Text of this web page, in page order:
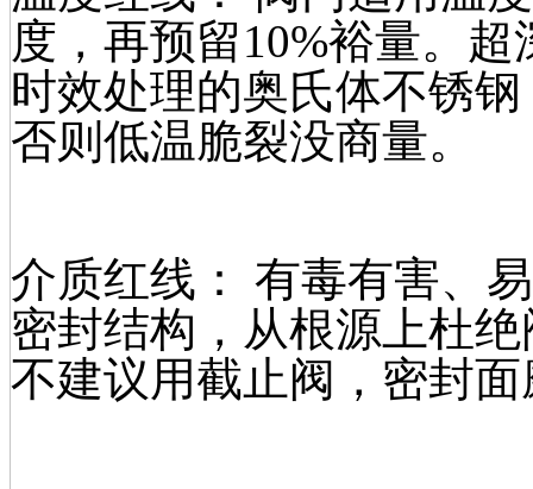
度，再预留10%裕量。
时效处理的奥氏体不锈
否则低温脆裂没商量。
介质红线： 有毒有害、
密封结构，从根源上杜
不建议用截止阀，密封